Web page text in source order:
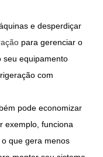
e desperdiçar
para gerenciar o
seu equipamento
com
pode economizar
exemplo, funciona
que gera menos